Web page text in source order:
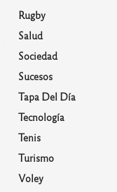
Rugby
Salud
Sociedad
Sucesos
Tapa Del Día
Tecnología
Tenis
Turismo
Voley